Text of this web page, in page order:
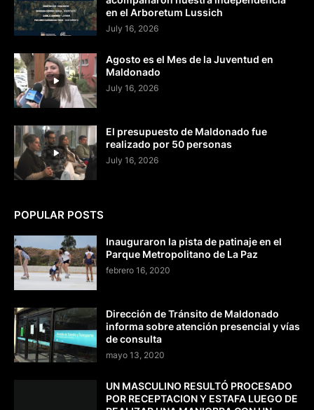
en el Arboretum Lussich
July 16, 2026
Agosto es el Mes de la Juventud en
Maldonado
July 16, 2026
El presupuesto de Maldonado fue
realizado por 50 personas
July 16, 2026
POPULAR POSTS
Inauguraron la pista de patinaje en el
Parque Metropolitano de La Paz
febrero 16, 2020
Dirección de Tránsito de Maldonado
informa sobre atención presencial y vías
de consulta
mayo 13, 2020
UN MASCULINO RESULTÓ PROCESADO
POR RECEPTACION Y ESTAFA LUEGO DE